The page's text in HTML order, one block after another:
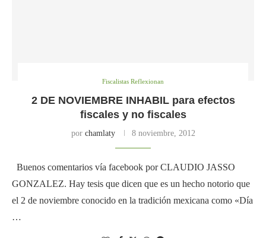
Fiscalistas Reflexionan
2 DE NOVIEMBRE INHABIL para efectos
fiscales y no fiscales
por chamlaty 8 noviembre, 2012
Buenos comentarios vía facebook por CLAUDIO JASSO
GONZALEZ. Hay tesis que dicen que es un hecho notorio que
el 2 de noviembre conocido en la tradición mexicana como «Día
…